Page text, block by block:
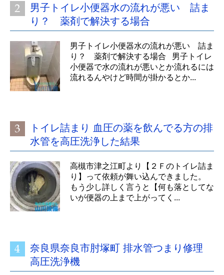
男子トイレ小便器水の流れが悪い 詰ま
り？ 薬剤で解決する場合
男子トイレ小便器水の流れが悪い 詰ま
り？ 薬剤で解決する場合 男子トイレ
小便器で水の流れが悪いとか流れるには
流れるんやけど時間が掛かるとか...
トイレ詰まり 血圧の薬を飲んでる方の排
水管を高圧洗浄した結果
高槻市津之江町より【２Ｆのトイレ詰ま
り】って依頼が舞い込んできました。
もう少し詳しく言うと【何も落としてな
いが便器の上まで上がってく...
奈良県奈良市肘塚町 排水管つまり修理
高圧洗浄機